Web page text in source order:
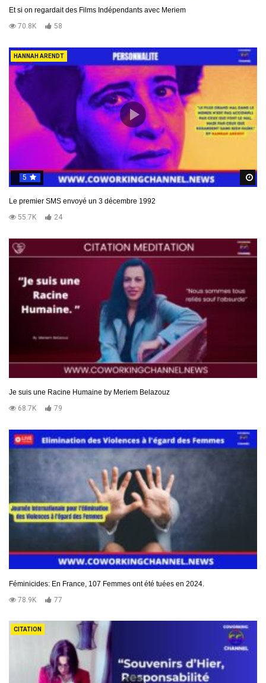
Et si on regardait des Films Indépendants avec Meriem
70.8K
58
HANNAH ARENDT
5
Le premier SMS envoyé un 3 décembre 1992
55.7K
24
Je suis une Racine Humaine by Meriem Belazouz
68.7K
79
Féminicides: En France, 107 Femmes ont été tuées en 2024.
78.9K
77
CITATION